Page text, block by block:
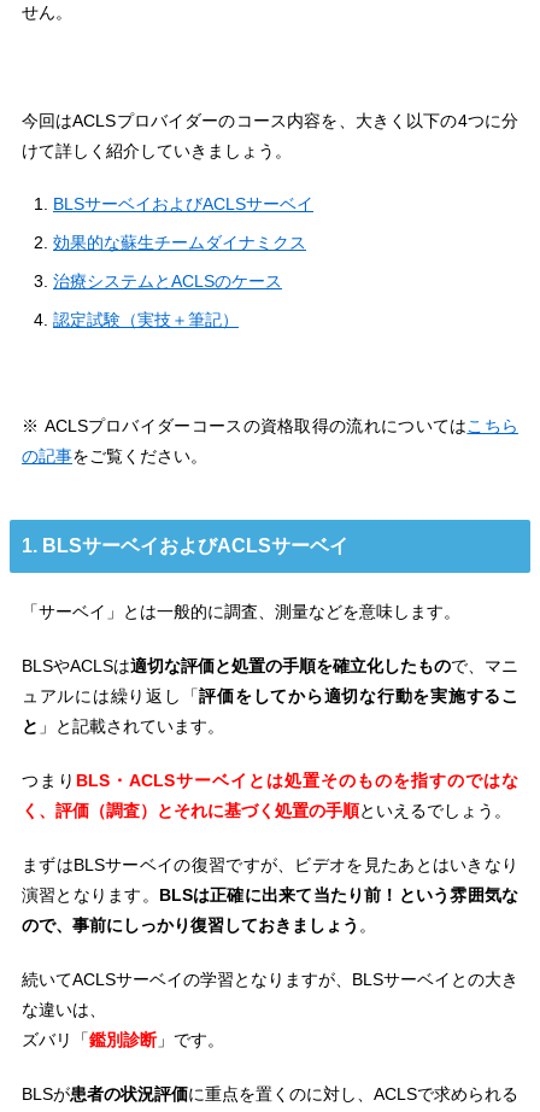
せん。
今回はACLSプロバイダーのコース内容を、大きく以下の4つに分
けて詳しく紹介していきましょう。
BLSサーベイおよびACLSサーベイ
効果的な蘇生チームダイナミクス
治療システムとACLSのケース
認定試験（実技＋筆記）
※ ACLSプロバイダーコースの資格取得の流れについてはこちら
の記事をご覧ください。
1. BLSサーベイおよびACLSサーベイ
「サーベイ」とは一般的に調査、測量などを意味します。
BLSやACLSは適切な評価と処置の手順を確立化したもので、マニ
ュアルには繰り返し「評価をしてから適切な行動を実施するこ
と 」と記載されています。
つまり BLS・ACLSサーベイとは処置そのものを指すのではな
く、評価（調査）とそれに基づく処置の手順といえるでしょう。
まずはBLSサーベイの復習ですが、ビデオを見たあとはいきなり
演習となります。 BLSは正確に出来て当たり前！という雰囲気な
ので、事前にしっかり復習しておきましょう 。
続いてACLSサーベイの学習となりますが、BLSサーベイとの大き
な違いは、
ズバリ「鑑別診断 」です。
BLSが患者の状況評価に重点を置くのに対し、ACLSで求められる